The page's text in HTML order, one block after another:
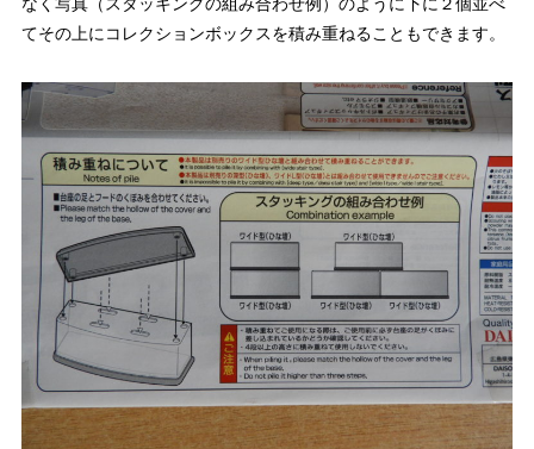
なく写真（スタッキングの組み合わせ例）のように下に２個並べ
てその上にコレクションボックスを積み重ねることもできます。